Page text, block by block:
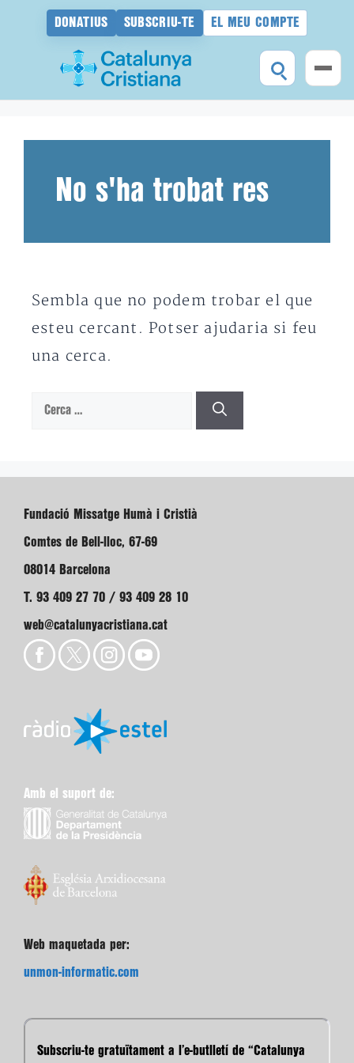
DONATIUS SUBSCRIU-TE EL MEU COMPTE
No s'ha trobat res
Sembla que no podem trobar el que
esteu cercant. Potser ajudaria si feu
una cerca.
Cerca:
Fundació Missatge Humà i Cristià
Comtes de Bell-lloc, 67-69
08014 Barcelona
T. 93 409 27 70 / 93 409 28 10
web@catalunyacristiana.cat
Amb el suport de:
Web maquetada per:
unmon-informatic.com
Subscriu-te gratuïtament a l’e-butlletí de “Catalunya